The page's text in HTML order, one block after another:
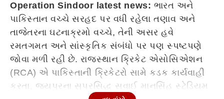
Operation Sindoor latest news: ભારત અને
પાકિસ્તાન વચ્ચે સરહદ પર વધી રહેલા તણાવ અને
તાજેતરના ઘટનાક્રમો વચ્ચે, તેની અસર હવે
રમતગમત અને સાંસ્કૃતિક સંબંધો પર પણ સ્પષ્ટપણે
જોવા મળી રહી છે. રાજસ્થાન ક્રિકેટ એસોસિએશન
(RCA) એ પાકિસ્તાની ક્રિકેટરો સામે કડક કાર્યવાહી
કરતા, જયપુરના સુપ્રસિદ્ધ સવાઈ માનસિંહ સ્ટેડિયમ